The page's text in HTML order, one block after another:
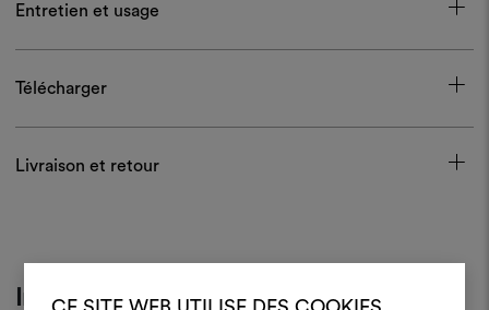
Entretien et usage
Télécharger
Livraison et retour
Inspiration